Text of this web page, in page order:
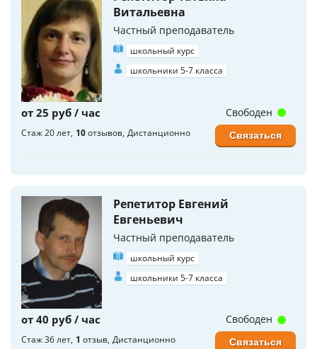
Витальевна
Частный преподаватель
школьный курс
школьники 5-7 класса
от 25 руб / час
Стаж 20 лет 10отзывов Дистанционно
Свободен
Связаться
Репетитор Евгений
Евгеньевич
Частный преподаватель
школьный курс
школьники 5-7 класса
от 40 руб / час
Стаж 36 лет 1 отзыв Дистанционно
Свободен
Связаться